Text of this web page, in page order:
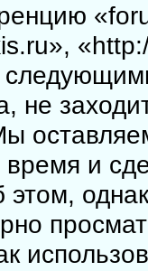
не
и
этом,